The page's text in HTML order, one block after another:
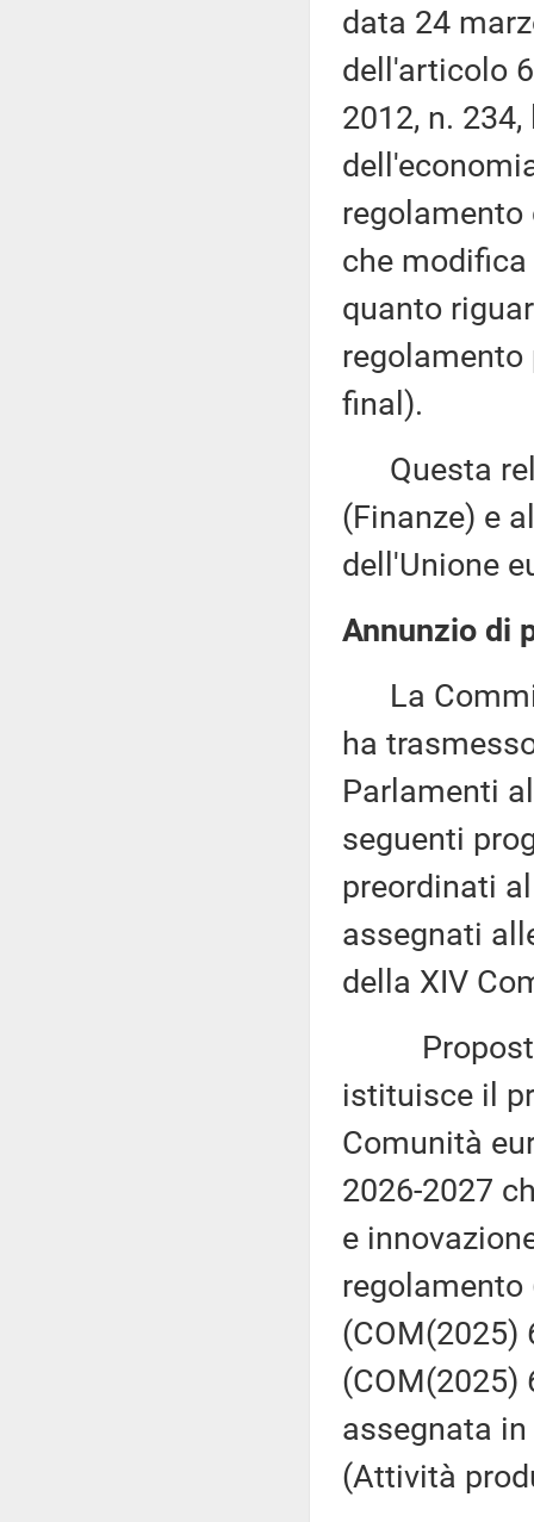
data 24
dell'articolo
2012, n.
regolamento
che
quanto
regolamento
final).
Questa
(Finanze) e
dell'Unione
Annunzio di
La
ha
Parlamenti
seguenti
preordinati
assegnati
della XIV
Proposta
istituisce il
Comunità
2026-2027
e
(COM(2025)
(COM(2025)
assegnata
(Attività